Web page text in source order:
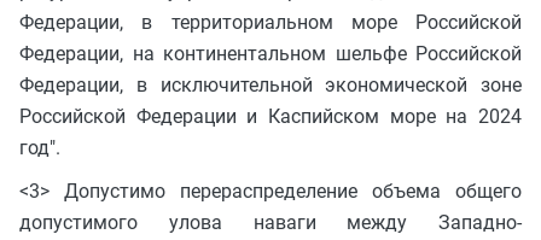
Федерации, в территориальном море Российской
Федерации, на континентальном шельфе Российской
Федерации, в исключительной экономической зоне
Российской Федерации и Каспийском море на 2024
год".
<3> Допустимо перераспределение объема общего
допустимого улова наваги между Западно-